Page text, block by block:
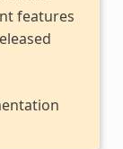
features